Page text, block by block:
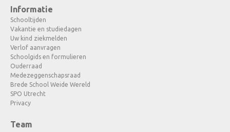
Informatie
Schooltijden
Vakantie en studiedagen
Uw kind ziekmelden
Verlof aanvragen
Schoolgids en formulieren
Ouderraad
Medezeggenschapsraad
Brede School Weide Wereld
SPO Utrecht
Privacy
Team